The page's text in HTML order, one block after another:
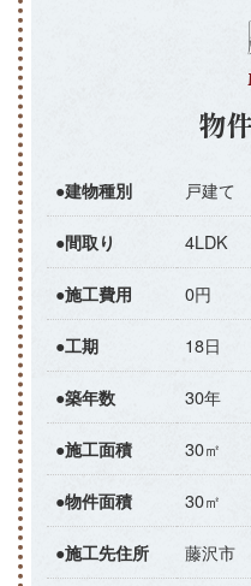
物
●建物種別 戸建て
●間取り 4LDK
●施工費用 0円
●工期 18日
●築年数 30年
●施工面積 30㎡
●物件面積 30㎡
●施工先住所 藤沢市